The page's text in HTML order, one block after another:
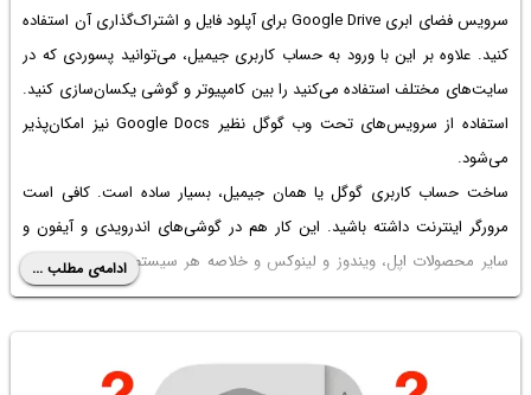
سرویس فضای ابری Google Drive برای آپلود فایل و اشتراک‌گذاری آن استفاده
کنید. علاوه بر این با ورود به حساب کاربری جیمیل، می‌توانید پسوردی که در
سایت‌های مختلف استفاده می‌کنید را بین کامپیوتر و گوشی یکسان‌سازی کنید.
استفاده از سرویس‌های تحت وب گوگل نظیر Google Docs نیز امکان‌پذیر
می‌شود.
ساخت حساب کاربری گوگل یا همان جیمیل، بسیار ساده است. کافی است
مرورگر اینترنت داشته باشید. این کار هم در گوشی‌های اندرویدی و آیفون و
سایر محصولات اپل، ویندوز و لینوکس و خلاصه هر سیستم عاملی امکان‌پذیر
است.
ادامه‌ی مطلب ...